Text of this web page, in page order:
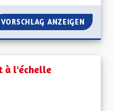
VORSCHLAG ANZEIGEN
à l'échelle